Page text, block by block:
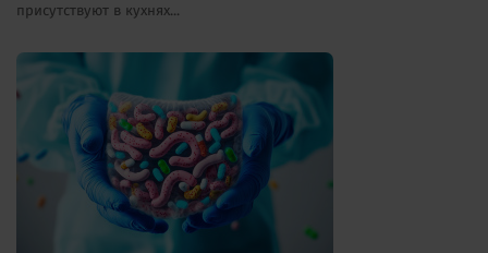
присутствуют в кухнях...